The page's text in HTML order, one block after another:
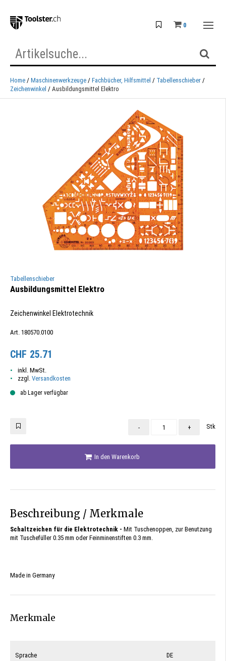
0
Home Maschinenwerkzeuge Fachbücher, Hilfsmittel
Tabellenschieber
Zeichenwinkel
Ausbildungsmittel Elektro
Tabellenschieber
Ausbildungsmittel Elektro
Zeichenwinkel Elektrotechnik
Art. 180570.0100
CHF 25.71
inkl. MwSt.
zzgl. Versandkosten
ab Lager verfügbar
- + Stk
In den Warenkorb
Beschreibung / Merkmale
Schaltzeichen für die Elektrotechnik - Mit Tuschenoppen, zur Benutzung
mit Tuschefüller 0.35 mm oder Feinminenstiften 0.3 mm.
Made in Germany
Merkmale
Sprache DE